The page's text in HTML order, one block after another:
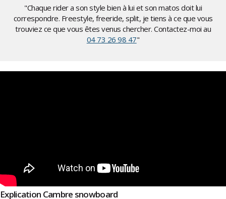
"Chaque rider a son style bien à lui et son matos doit lui
correspondre. Freestyle, freeride, split, je tiens à ce que vous
trouviez ce que vous êtes venus chercher. Contactez-moi au
04 73 26 98 47"
Explication Cambre snowboard